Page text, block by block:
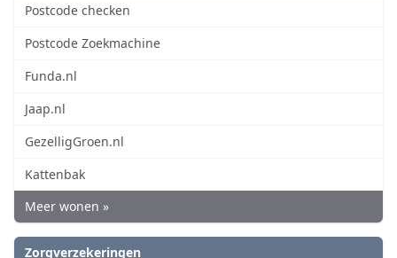
Postcode checken
Postcode Zoekmachine
Funda.nl
Jaap.nl
GezelligGroen.nl
Kattenbak
Meer wonen »
Zorgverzekeringen